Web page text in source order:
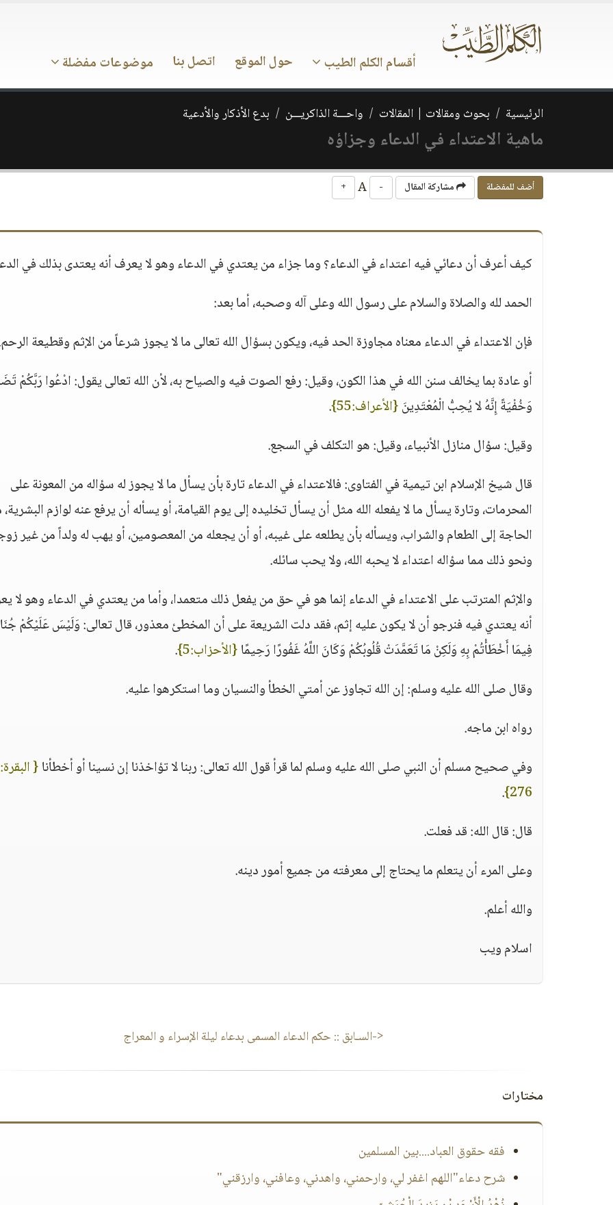
أقسام الكلم الطيب حول الموقع اتصل بنا موضوعات مفضلة
الرئيسية بحوث ومقالات | المقالات واحـــة الذاكريـــن بدع الأذكار والأدعية
ماهية الاعتداء في الدعاء وجزاؤه
أضف للمفضلة مشاركة المقال -
+
كيف أعرف أن دعائي فيه اعتداء في الدعاء؟ وما جزاء من يعتدي في الدعاء وهو لا يعرف أنه يعتدى بذلك في
الحمد لله والصلاة والسلام على رسول الله وعلى آله وصحبه، أما بعد:
فإن الاعتداء في الدعاء معناه مجاوزة الحد فيه، ويكون بسؤال الله تعالى ما لا يجوز شرعاً من الإثم وقطيعة
أو عادة بما يخالف سنن الله في هذا الكون، وقيل: رفع الصوت فيه والصياح به، لأن الله تعالى يقول: ادْعُوا رَبَّكُمْ
وَخُفْيَةً إِنَّهُ لا يُحِبُّ الْمُعْتَدِينَ{الأعراف:55}
.
وقيل: سؤال منازل الأنبياء، وقيل: هو التكلف في السجع.
قال شيخ الإسلام ابن تيمية في الفتاوى: فالاعتداء في الدعاء تارة بأن يسأل ما لا يجوز له سؤاله من المعونة على
المحرمات، وتارة يسأل ما لا يفعله الله مثل أن يسأل تخليده إلى يوم القيامة، أو يسأله أن يرفع عنه لوازم
الحاجة إلى الطعام والشراب، ويسأله بأن يطلعه على غيبه، أو أن يجعله من المعصومين، أو يهب له ولداً من غير
ونحو ذلك مما سؤاله اعتداء لا يحبه الله، ولا يحب سائله.
والإثم المترتب على الاعتداء في الدعاء إنما هو في حق من يفعل ذلك متعمدا، وأما من يعتدي في الدعاء وهو لا
أنه يعتدي فيه فنرجو أن لا يكون عليه إثم، فقد دلت الشريعة على أن المخطئ معذور، قال تعالى: وَلَيْسَ عَلَيْكُمْ
فِيمَا أَخْطَأْتُمْ بِهِ وَلَكِنْ مَا تَعَمَّدَتْ قُلُوبُكُمْ وَكَانَ اللَّهُ غَفُورًا رَحِيمًا{الأحزاب:5} .
وقال صلى الله عليه وسلم: إن الله تجاوز عن أمتي الخطأ والنسيان وما استكرهوا عليه.
رواه ابن ماجه.
وفي صحيح مسلم أن النبي صلى الله عليه وسلم لما قرأ قول الله تعالى: ربنا لا تؤاخذنا إن نسينا أو أخطأنا{ البقرة:
276}
.
قال: قال الله: قد فعلت.
وعلى المرء أن يتعلم ما يحتاج إلى معرفته من جميع أمور دينه.
والله أعلم.
اسلام ويب
<-السـابق :: حكم الدعاء المسمى بدعاء ليلة الإسراء و المعراج
مختارات
فقه حقوق العباد....بين المسلمين
شرح دعاء"اللهم اغفر لي، وارحمني، واهدني، وعافني، وارزقني"